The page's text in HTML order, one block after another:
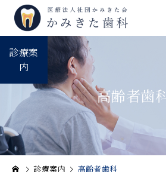
高齢者歯
診療案
内
診療案内 高齢者歯科